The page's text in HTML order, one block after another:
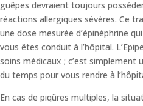
guêpes devraient toujours
réactions allergiques sévères. Ce
une dose mesurée d’épinéphrine
vous êtes conduit à l’hôpital.
soins médicaux ; c’est simplement
du temps pour vous rendre à
En cas de piqûres multiples, la